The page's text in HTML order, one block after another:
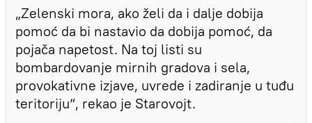
„Zelenski mora, ako želi da i dalje dobija
pomoć da bi nastavio da dobija pomoć, da
pojača napetost. Na toj listi su
bombardovanje mirnih gradova i sela,
provokativne izjave, uvrede i zadiranje u tuđu
teritoriju“, rekao je Starovojt.